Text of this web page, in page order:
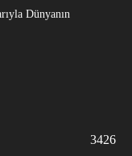
Dünyanın
3426